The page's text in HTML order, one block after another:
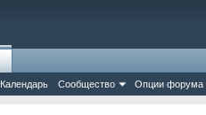
Календарь Сообщество Опции форума